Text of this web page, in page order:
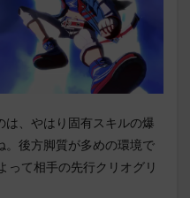
は、やはり固有スキルの爆
。後方脚質が多めの環境で
って相手の先行クリオグリ